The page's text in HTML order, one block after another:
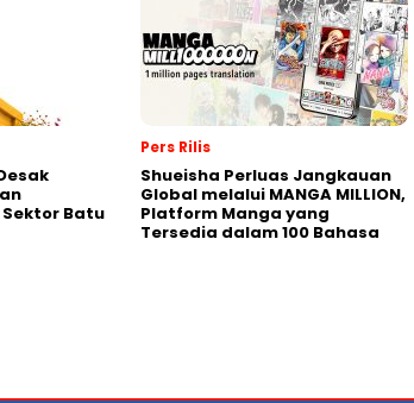
Batu
Pers Rilis
Shueisha Perluas Jangkauan
Global melalui MANGA MILLION,
Platform Manga yang
Tersedia dalam 100 Bahasa